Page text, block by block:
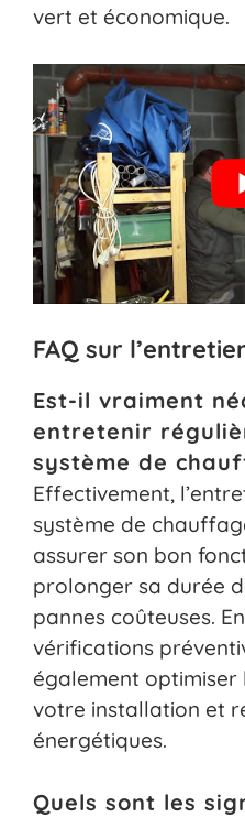
vert et économique.
FAQ sur
Est-il vraiment
entretenir
système de
Effectivement,
système de
assurer son bon
prolonger sa durée
pannes coûteuses.
vérifications
également optimiser
votre installation et
énergétiques.
Quels sont les